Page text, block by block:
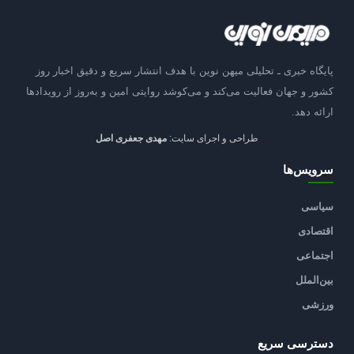
پایگاه خبری ـ تحلیلی میهن نوین با هدف انتشار سریع و دقیق اخبار روز
کشور و جهان فعالیت می‌کند و می‌کوشد روایتی امین و به‌روز از رویدادها
ارائه دهد.
طراحی و اجرای سایت: مهدی جعفری اصل
سرویس‌ها
سیاسی
اقتصادی
اجتماعی
بین‌الملل
ورزشی
دسترسی سریع